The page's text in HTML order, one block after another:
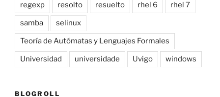
regexp resolto resuelto rhel 6 rhel 7
samba selinux
Teoría de Autómatas y Lenguajes Formales
Universidad universidade Uvigo windows
BLOGROLL